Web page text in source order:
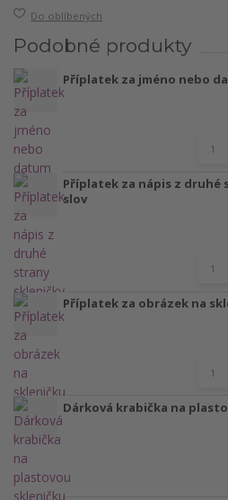
Do oblíbených
Podobné produkty
Příplatek za jméno nebo
Příplatek za nápis z druhé
slov
Příplatek za obrázek na
Dárková krabička na